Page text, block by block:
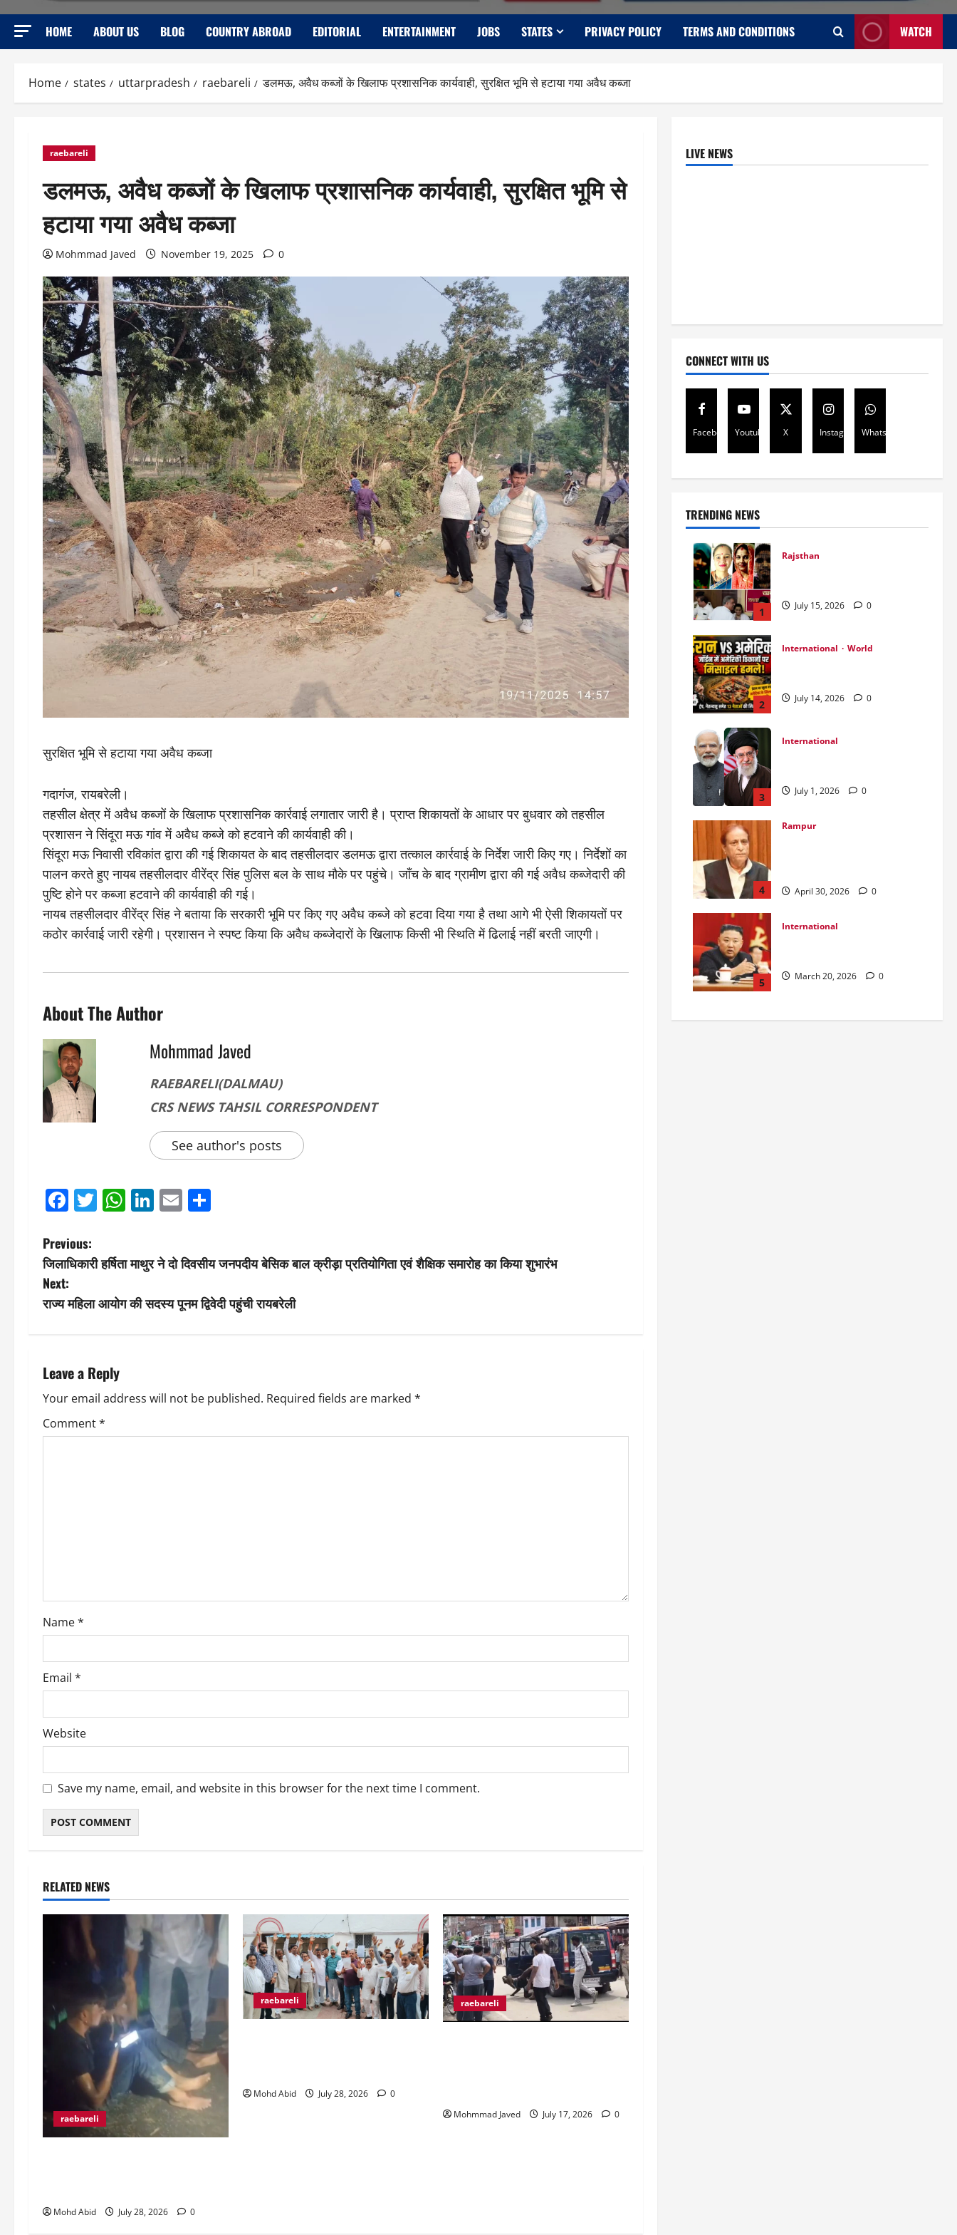
HOME ABOUT US BLOG COUNTRY ABROAD EDITORIAL ENTERTAINMENT JOBS STATES PRIVACY POLICY TERMS AND CONDITIONS WATCH
Home states uttarpradesh raebareli डलमऊ, अवैध कब्जों के खिलाफ प्रशासनिक कार्यवाही, सुरक्षित भूमि से हटाया गया अवैध कब्जा
raebareli
डलमऊ, अवैध कब्जों के खिलाफ प्रशासनिक कार्यवाही, सुरक्षित भूमि से
हटाया गया अवैध कब्जा
Mohmmad Javed November 19, 2025 0
सुरक्षित भूमि से हटाया गया अवैध कब्जा
गदागंज, रायबरेली।
तहसील क्षेत्र में अवैध कब्जों के खिलाफ प्रशासनिक कार्रवाई लगातार जारी है। प्राप्त शिकायतों के आधार पर बुधवार को तहसील
प्रशासन ने सिंदूरा मऊ गांव में अवैध कब्जे को हटवाने की कार्यवाही की।
सिंदूरा मऊ निवासी रविकांत द्वारा की गई शिकायत के बाद तहसीलदार डलमऊ द्वारा तत्काल कार्रवाई के निर्देश जारी किए गए। निर्देशों का
पालन करते हुए नायब तहसीलदार वीरेंद्र सिंह पुलिस बल के साथ मौके पर पहुंचे। जाँच के बाद ग्रामीण द्वारा की गई अवैध कब्जेदारी की
पुष्टि होने पर कब्जा हटवाने की कार्यवाही की गई।
नायब तहसीलदार वीरेंद्र सिंह ने बताया कि सरकारी भूमि पर किए गए अवैध कब्जे को हटवा दिया गया है तथा आगे भी ऐसी शिकायतों पर
कठोर कार्रवाई जारी रहेगी। प्रशासन ने स्पष्ट किया कि अवैध कब्जेदारों के खिलाफ किसी भी स्थिति में ढिलाई नहीं बरती जाएगी।
About The Author
Mohmmad Javed
RAEBARELI(DALMAU)
CRS NEWS TAHSIL CORRESPONDENT
See author's posts
Facebook
Twitter
WhatsApp
LinkedIn
Email
P
o
s
n
a
v
o
n
Previous:
जिलाधिकारी हर्षिता माथुर ने दो दिवसीय जनपदीय बेसिक बाल क्रीड़ा प्रतियोगिता एवं शैक्षिक समारोह का किया शुभारंभ
Next:
राज्य महिला आयोग की सदस्य पूनम द्विवेदी पहुंची रायबरेली
Leave a Reply
Your email address will not be published. Required fields are marked *
Comment*
Name*
Email *
Website
Save my name, email, and website in this browser for the next time I comment.
RELATED NEWS
raebareli
Mohd Abid July 28, 2026 0
raebareli
Mohd Abid July 28, 2026 0
raebareli
Mohmmad Javed July 17, 2026 0
LIVE NEWS
CONNECT WITH US
Facebook Youtube X Instagram Whatsapp
TRENDING NEWS
1
Rajsthan
July 15, 2026 0
2
International World
July 14, 2026 0
3
International
July 1, 2026 0
4
Rampur
April 30, 2026 0
5
International
March 20, 2026 0